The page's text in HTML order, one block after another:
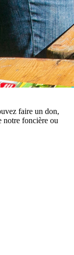
faire un don,
notre foncière ou